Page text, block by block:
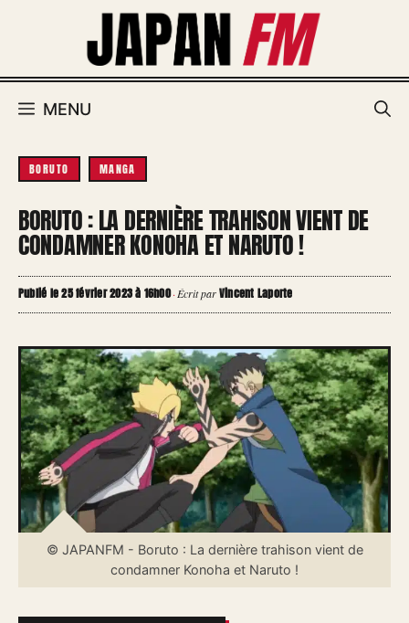
MENU
BORUTO MANGA
BORUTO : LA DERNIÈRE TRAHISON VIENT DE
CONDAMNER KONOHA ET NARUTO !
Publié le 25 février 2023 à 16h00·Écrit parVincent Laporte
© JAPANFM - Boruto : La dernière trahison vient de
condamner Konoha et Naruto !